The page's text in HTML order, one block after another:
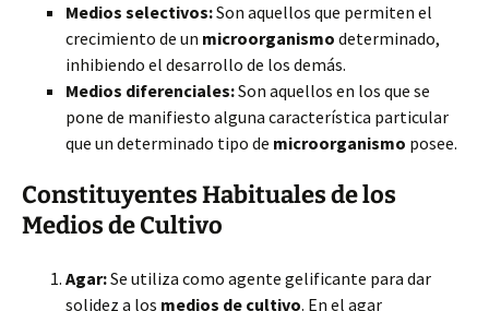
Medios selectivos:Son aquellos que permiten el
crecimiento de un microorganismo determinado,
inhibiendo el desarrollo de los demás.
Medios diferenciales:Son aquellos en los que se
pone de manifiesto alguna característica particular
que un determinado tipo de microorganismo posee.
Constituyentes Habituales de los
Medios de Cultivo
Agar:Se utiliza como agente gelificante para dar
solidez a los medios de cultivo. En el agar